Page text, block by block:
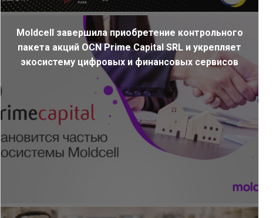
Moldcell завершила приобретение контрольного
пакета акций OCN Prime Capital SRL и укрепляет
экосистему цифровых и финансовых сервисов